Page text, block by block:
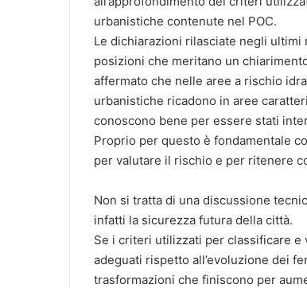
urbanistiche contenute nel POC.
Le dichiarazioni rilasciate negli ultimi
posizioni che meritano un
affermato che nelle aree a rischio
urbanistiche ricadono in aree
conoscono bene per essere stati
Proprio per questo è fondamentale
per valutare il rischio e per ritenere
Non si tratta di una discussione
infatti la sicurezza futura della città.
Se i criteri utilizzati per classificare
adeguati rispetto all’evoluzione dei
trasformazioni che finiscono per